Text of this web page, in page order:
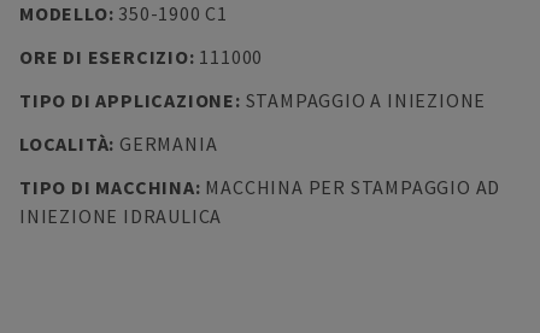
MODELLO: 350-1900 C1
ORE DI ESERCIZIO: 111000
TIPO DI APPLICAZIONE: STAMPAGGIO A INIEZIONE
LOCALITÀ: GERMANIA
TIPO DI MACCHINA: MACCHINA PER STAMPAGGIO AD
INIEZIONE IDRAULICA